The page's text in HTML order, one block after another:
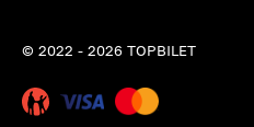
© 2022 - 2026 TOPBILET